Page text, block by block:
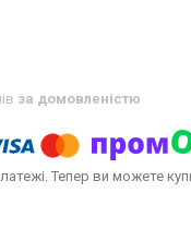
за домовленістю
Тепер ви можете